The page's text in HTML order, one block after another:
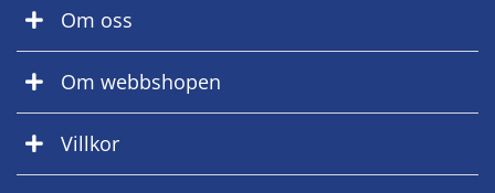
Om oss
Om webbshopen
Villkor